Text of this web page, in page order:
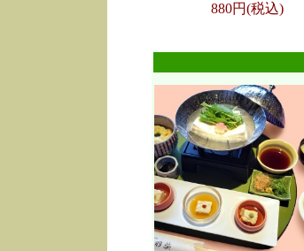
880円(税込)